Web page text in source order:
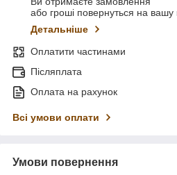
або гроші повернуться на вашу
Детальніше
Оплатити частинами
Післяплата
Оплата на рахунок
Всі умови оплати
Умови повернення